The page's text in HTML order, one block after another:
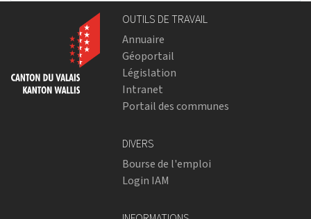
OUTILS DE TRAVAIL
Annuaire
Géoportail
Législation
Intranet
Portail des communes
DIVERS
Bourse de l'emploi
Login IAM